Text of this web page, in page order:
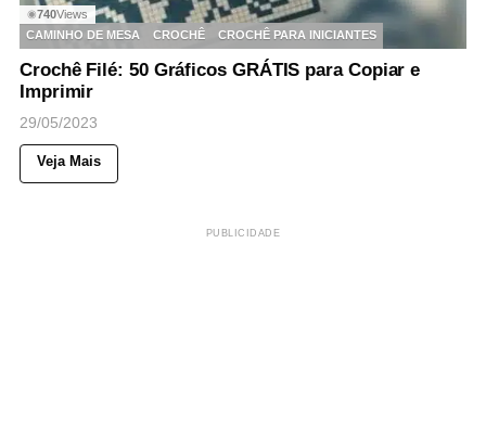
◉740Views
CAMINHO DE MESA
CROCHÊ CROCHÊ PARA INICIANTES
Crochê Filé: 50 Gráficos GRÁTIS para Copiar e
Imprimir
29/05/2023
Veja Mais
PUBLICIDADE